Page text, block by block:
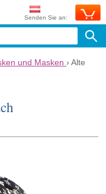
Senden Sie an:
und Masken › Alte